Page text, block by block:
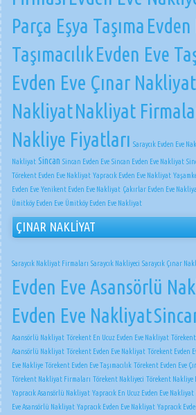
Parça Eşya Taşıma Evden
TaşımacılıkEvden Eve
Evden Eve Çınar Nakliyat
NakliyatNakliyat
Nakliye Fiyatları Saraycık Evden Eve
Nakliyat Sincan Sincan Evden Eve Sincan Evden Eve Nakliyat
Törekent Evden Eve Nakliyat Yapracık Evden Eve Nakliyat
Evden Eve Yenikent Evden Eve Nakliyat Çakırlar Evden Eve
Ümitköy Evden Eve Ümitköy Evden Eve Nakliyat
ÇINAR NAKLİYAT
Saraycık Nakliyat Firmaları Saraycık Nakliyeci Saraycık Çınar
Evden Eve Asansörlü
Evden Eve Nakliyat
Asansörlü Nakliyat Törekent En Ucuz Evden Eve Nakliyat Törekent
Asansörlü Nakliyat Törekent Evden Eve Nakliyat Törekent Evden
Eve Nakliye Törekent Evden Eve Taşımacılık Törekent Evden Eve
Törekent Nakliyat Firmaları Törekent Nakliyeci Törekent Nakliye
Yapracık Asansörlü Nakliyat Yapracık En Ucuz Evden Eve Nakliyat
Eve Asansörlü Nakliyat Yapracık Evden Eve Nakliyat Yapracık